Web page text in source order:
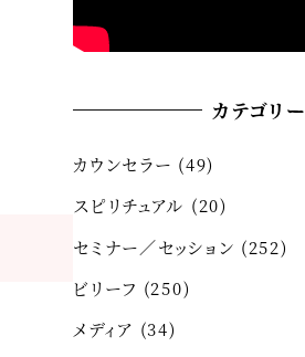
カテゴリー
カウンセラー (49)
スピリチュアル (20)
セミナー／セッション (252)
ビリーフ (250)
メディア (34)